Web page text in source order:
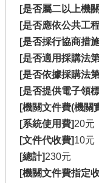
[是否屬二以上機
[是否應依公共工
[是否採行協商措
[是否適用採購法
[是否依據採購法
[是否提供電子領
[機關文件費(機關
[系統使用費]20元
[文件代收費]10元
[總計]230元
[機關文件費指定